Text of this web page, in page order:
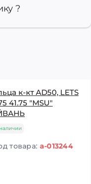
?
к-кт AD50, LETS
41.75 "MSU"
товара: a-013244